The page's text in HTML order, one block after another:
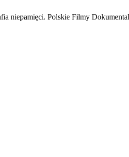
niepamięci. Polskie Filmy